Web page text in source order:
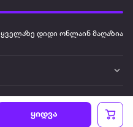
ყიდვა
ყველაზე დიდი ონლაინ მაღაზია